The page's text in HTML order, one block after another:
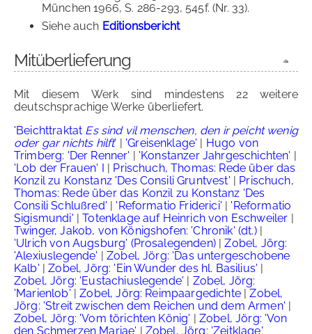
München 1966, S. 286-293, 545f. (Nr. 33).
Siehe auch Editionsbericht
Mitüberlieferung
Mit diesem Werk sind mindestens 22 weitere
deutschsprachige Werke überliefert.
'Beichttraktat Es sind vil menschen, den ir peicht wenig
oder gar nichts hilft' | 'Greisenklage' | Hugo von
Trimberg: 'Der Renner' | 'Konstanzer Jahrgeschichten' |
'Lob der Frauen' I | Prischuch, Thomas: Rede über das
Konzil zu Konstanz 'Des Consili Gruntvest' | Prischuch,
Thomas: Rede über das Konzil zu Konstanz 'Des
Consili Schlußred' | 'Reformatio Friderici' | 'Reformatio
Sigismundi' |Totenklage auf Heinrich von Eschweiler |
Twinger, Jakob, von Königshofen: 'Chronik' (dt.)|
'Ulrich von Augsburg' (Prosalegenden)|Zobel, Jörg:
'Alexiuslegende' |Zobel, Jörg: 'Das untergeschobene
Kalb' |Zobel, Jörg: 'Ein Wunder des hl. Basilius' |
Zobel, Jörg: 'Eustachiuslegende' | Zobel, Jörg:
'Marienlob' |Zobel, Jörg: Reimpaargedichte|Zobel,
Jörg: 'Streit zwischen dem Reichen und dem Armen' |
Zobel, Jörg: 'Vom törichten König' | Zobel, Jörg: 'Von
den Schmerzen Mariae' | Zobel, Jörg: 'Zeitklage'